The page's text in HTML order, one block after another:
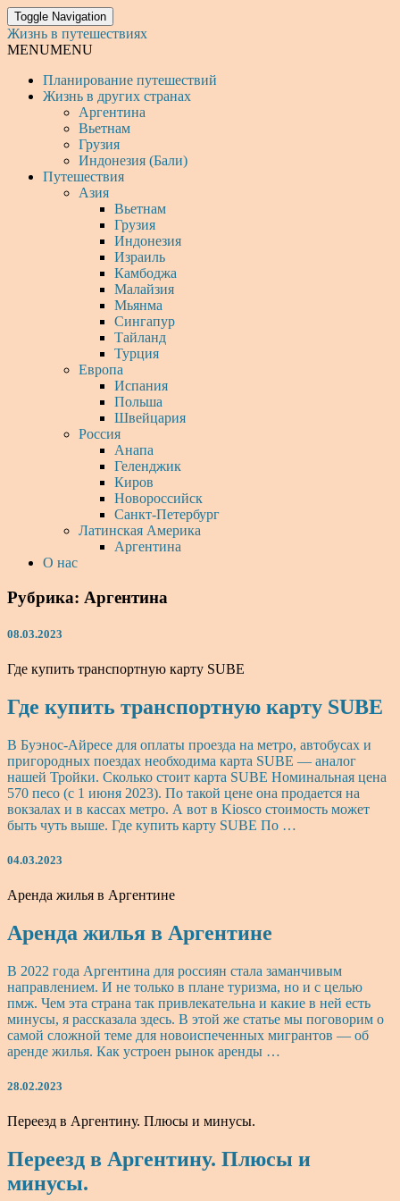
Toggle Navigation
Жизнь в путешествиях
MENUMENU
Планирование путешествий
Жизнь в других странах
Аргентина
Вьетнам
Грузия
Индонезия (Бали)
Путешествия
Азия
Вьетнам
Грузия
Индонезия
Израиль
Камбоджа
Малайзия
Мьянма
Сингапур
Тайланд
Турция
Европа
Испания
Польша
Швейцария
Россия
Анапа
Геленджик
Киров
Новороссийск
Санкт-Петербург
Латинская Америка
Аргентина
О нас
Рубрика: Аргентина
08.03.2023
Где купить транспортную карту SUBE
Где купить транспортную карту SUBE
В Буэнос-Айресе для оплаты проезда на метро, автобусах и
пригородных поездах необходима карта SUBE — аналог
нашей Тройки. Сколько стоит карта SUBE Номинальная цена
570 песо (с 1 июня 2023). По такой цене она продается на
вокзалах и в кассах метро. А вот в Kiosco стоимость может
быть чуть выше. Где купить карту SUBE По …
04.03.2023
Аренда жилья в Аргентине
Аренда жилья в Аргентине
В 2022 года Аргентина для россиян стала заманчивым
направлением. И не только в плане туризма, но и с целью
пмж. Чем эта страна так привлекательна и какие в ней есть
минусы, я рассказала здесь. В этой же статье мы поговорим о
самой сложной теме для новоиспеченных мигрантов — об
аренде жилья. Как устроен рынок аренды …
28.02.2023
Переезд в Аргентину. Плюсы и минусы.
Переезд в Аргентину. Плюсы и
минусы.